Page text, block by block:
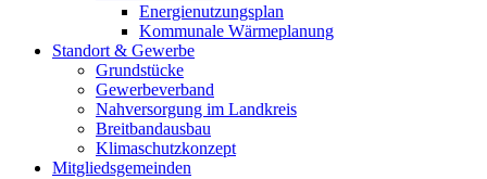
Energienutzungsplan
Kommunale Wärmeplanung
Standort & Gewerbe
Grundstücke
Gewerbeverband
Nahversorgung im Landkreis
Breitbandausbau
Klimaschutzkonzept
Mitgliedsgemeinden